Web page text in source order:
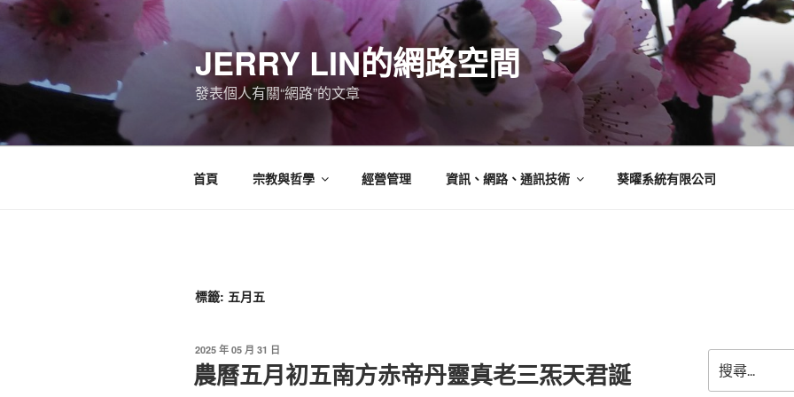
跳
JERRY LIN的網路空間
發表個人有關“網路”的文章
首頁 宗教與哲學 經營管理 資訊、網路、通訊技術 葵曜系統有限公司
標籤: 五月五
發
佈
於
2025 年 05 月 31 日
農曆五月初五南方赤帝丹靈真老三炁天君誕
尋